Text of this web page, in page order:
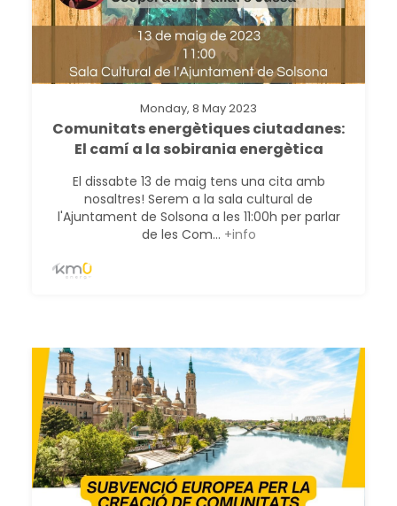
Monday, 8 May 2023
Comunitats energètiques ciutadanes:
El camí a la sobirania energètica
El dissabte 13 de maig tens una cita amb
nosaltres! Serem a la sala cultural de
l'Ajuntament de Solsona a les 11:00h per parlar
de les Com... +info